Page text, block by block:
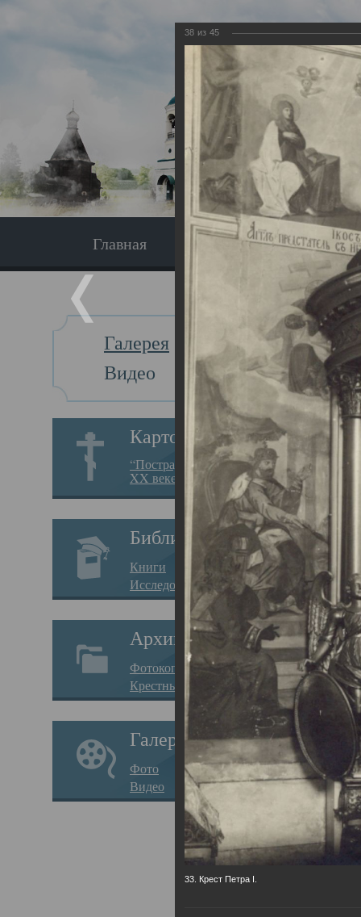
Главная Экскурсия
Галерея
Видео
Картотека
“Пострадавшие за веру в
XX веке на Севере”
Библиотека
Книги
Исследования
Архив
Фотокопии дел
Крестные ходы
Галерея
Фото
Видео
Главная
38 из 45
33. Крест Петра I.